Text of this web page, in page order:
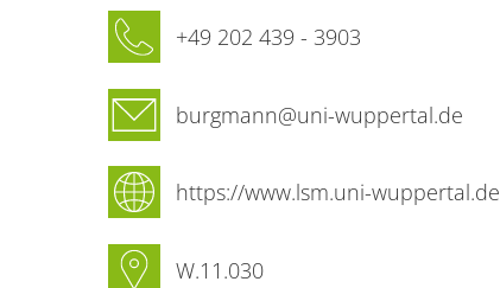
Telefon
+49 202 439 - 3903
E-Mail
burgmann@uni-wuppertal.de
Internetseite
https://www.lsm.uni-wuppertal.de
Raumnummer
W.11.030